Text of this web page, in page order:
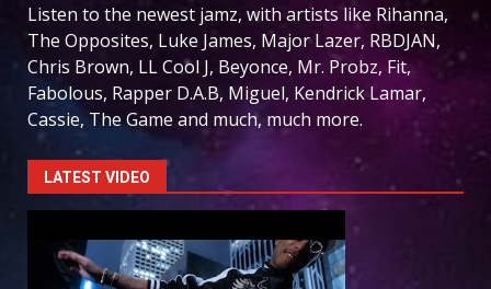
Listen to the newest jamz, with artists like Rihanna,
The Opposites, Luke James, Major Lazer, RBDJAN,
Chris Brown, LL Cool J, Beyonce, Mr. Probz, Fit,
Fabolous, Rapper D.A.B, Miguel, Kendrick Lamar,
Cassie, The Game and much, much more.
LATEST VIDEO